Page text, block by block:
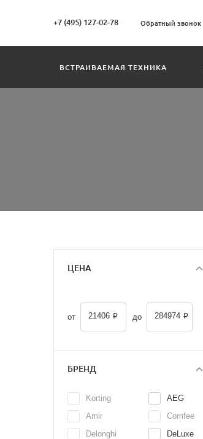
+7 (495) 127-02-78 Обратный звонок
ВСТРАИВАЕМАЯ ТЕХНИКА
ЦЕНА
от 21406 ₽ до 284974 ₽
БРЕНД
Korting
AEG
Amir
Comfee
Delonghi
DeLuxe